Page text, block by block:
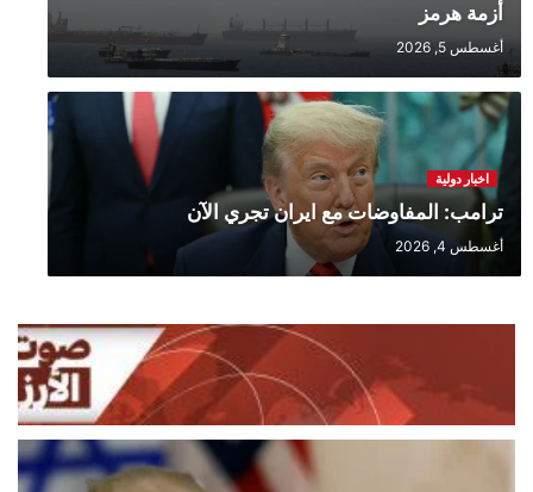
أزمة هرمز
أغسطس 5, 2026
اخبار دولية
ترامب: المفاوضات مع ايران تجري الآن
أغسطس 4, 2026
‏إعلام إيراني: لغم بحري يفجّر ناقلة نفط
يوليو 26, 2026
قمة ترامب ونتنياهو ستحسم موعد